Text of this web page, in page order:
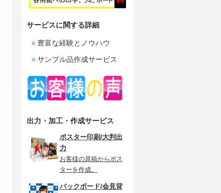
サービスに関する詳細
豊富な経験とノウハウ
サンプル品作成サービス
出力・加工・作成サービス
ポスター印刷/大判出
力
お客様の原稿からポス
ターを作成。
バックボード/会見背